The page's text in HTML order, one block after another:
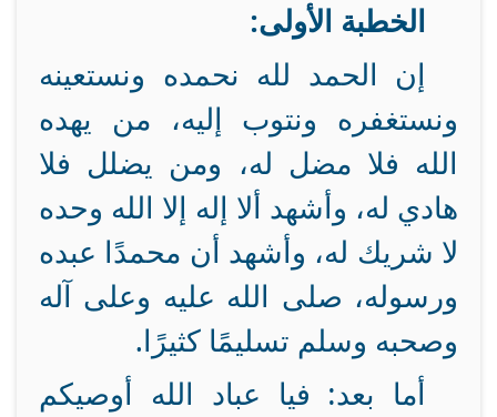
الخطبة الأولى:
إن الحمد لله نحمده ونستعينه
ونستغفره ونتوب إليه، من يهده
الله فلا مضل له، ومن يضلل فلا
هادي له، وأشهد ألا إله إلا الله وحده
لا شريك له، وأشهد أن محمدًا عبده
ورسوله، صلى الله عليه وعلى آله
وصحبه وسلم تسليمًا كثيرًا.
أما بعد: فيا عباد الله أوصيكم